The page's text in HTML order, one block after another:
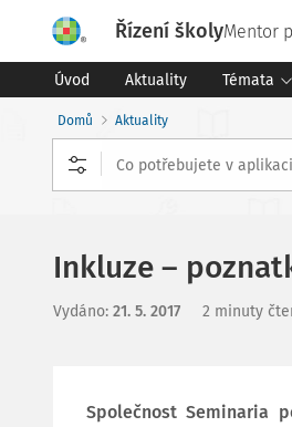
Řízení školyMentor
Úvod Aktuality Témata
Domů Aktuality
Inkluze –
Vydáno: 21. 5. 2017 2 minuty
Společnost Seminaria